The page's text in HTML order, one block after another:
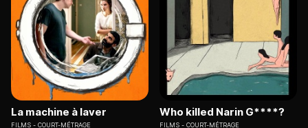
La machine à laver
FILMS COURT-MÉTRAGE
Who killed Narin G****?
FILMS COURT-MÉTRAGE